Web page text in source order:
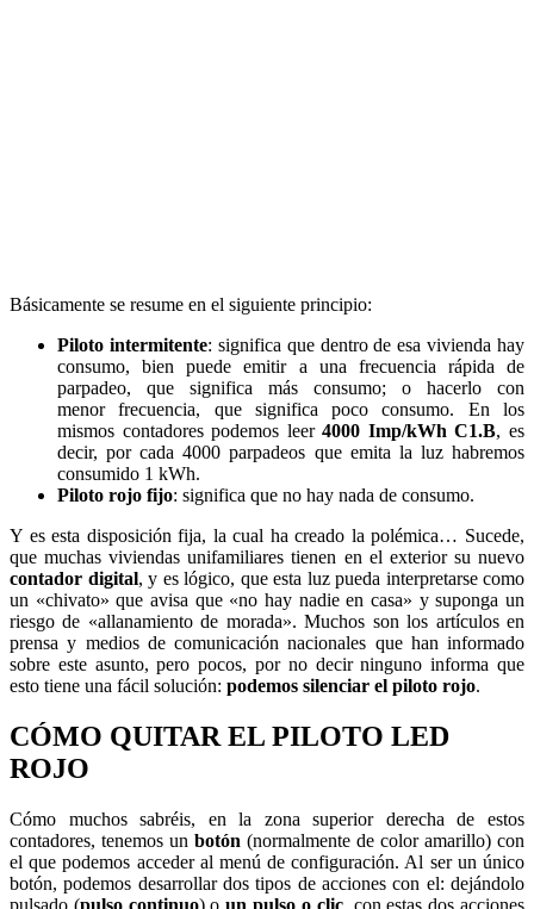
Básicamente se resume en el siguiente principio:
Piloto intermitente: significa que dentro de esa vivienda hay
consumo, bien puede emitir a una frecuencia rápida de
parpadeo, que significa más consumo; o hacerlo con
menor frecuencia, que significa poco consumo. En los
mismos contadores podemos leer4000 Imp/kWh C1.B, es
decir, por cada 4000 parpadeos que emita la luz habremos
consumido 1 kWh.
Piloto rojo fijo: significa que no hay nada de consumo.
Y es esta disposición fija, la cual ha creado la polémica… Sucede,
que muchas viviendas unifamiliares tienen en el exterior su nuevo
contador digital, y es lógico, que esta luz pueda interpretarse como
un «chivato» que avisa que «no hay nadie en casa» y suponga un
riesgo de «allanamiento de morada». Muchos son los artículos en
prensa y medios de comunicación nacionales que han informado
sobre este asunto, pero pocos, por no decir ninguno informa que
esto tiene una fácil solución: podemos silenciar el piloto rojo.
CÓMO QUITAR EL PILOTO LED
ROJO
Cómo muchos sabréis, en la zona superior derecha de estos
contadores, tenemos un botón (normalmente de color amarillo) con
el que podemos acceder al menú de configuración. Al ser un único
botón, podemos desarrollar dos tipos de acciones con el: dejándolo
pulsado (pulso continuo) oun pulso o clic, con estas dos acciones